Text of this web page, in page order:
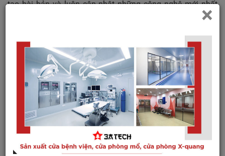
tạo bài bản và luôn cập nhật những công nghệ mới nhất
Điều này giúp doanh nghiệp không chỉ cung cấp sản phẩm
chất lượng mà còn đồng hành cùng khách hàng trong suốt
quá trình triển khai dự án.
Giải pháp đồng bộ từ tư vấn đến lắp đặt
Thay vì chỉ cung cấp sản phẩm đơn lẻ, 3ATECH mang đến
giải pháp tổng thể bao gồm khảo sát hiện trạng, tư vấn kỹ
thuật, thiết kế, sản xuất, vận chuyển, lắp đặt và bảo trì sau
Mô hình dịch vụ trọn gói giúp chủ đầu tư tiết kiệm thời
×